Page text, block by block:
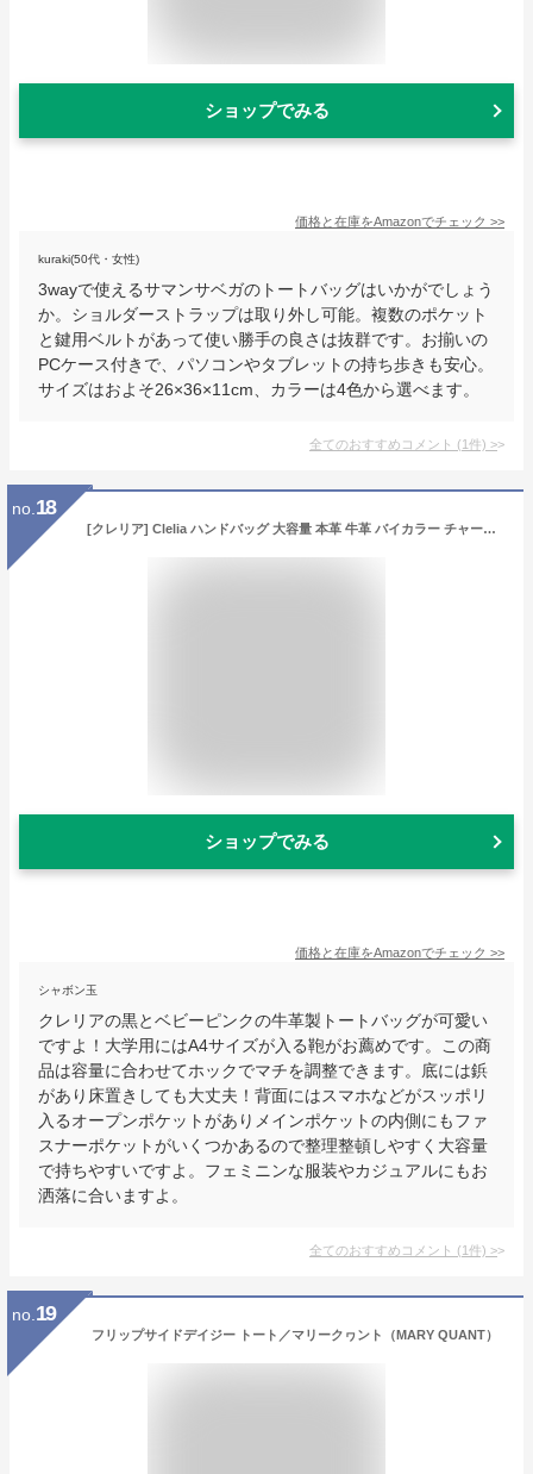
ショップでみる
価格と在庫をAmazonでチェック >>
kuraki(50代・女性)
3wayで使えるサマンサベガのトートバッグはいかがでしょう
か。ショルダーストラップは取り外し可能。複数のポケット
と鍵用ベルトがあって使い勝手の良さは抜群です。お揃いの
PCケース付きで、パソコンやタブレットの持ち歩きも安心。
サイズはおよそ26×36×11cm、カラーは4色から選べます。
全てのおすすめコメント (1件) >
no. 18
[クレリア] Clelia ハンドバッグ 大容量 本革 牛革 バイカラー チャーム 付きBlandine ブランディーヌ 【CL-34002】 (シルキーブラック)
ショップでみる
価格と在庫をAmazonでチェック >>
シャボン玉
クレリアの黒とベビーピンクの牛革製トートバッグが可愛い
ですよ！大学用にはA4サイズが入る鞄がお薦めです。この商
品は容量に合わせてホックでマチを調整できます。底には鋲
があり床置きしても大丈夫！背面にはスマホなどがスッポリ
入るオープンポケットがありメインポケットの内側にもファ
スナーポケットがいくつかあるので整理整頓しやすく大容量
で持ちやすいですよ。フェミニンな服装やカジュアルにもお
洒落に合いますよ。
全てのおすすめコメント (1件) >
no. 19
フリップサイドデイジー トート／マリークヮント（MARY QUANT）